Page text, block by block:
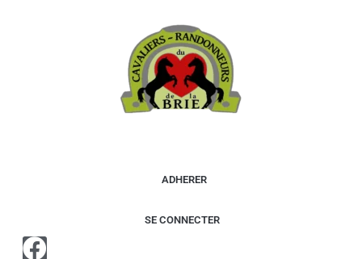
ADHERER
SE CONNECTER